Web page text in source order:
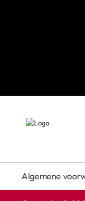
Algemene